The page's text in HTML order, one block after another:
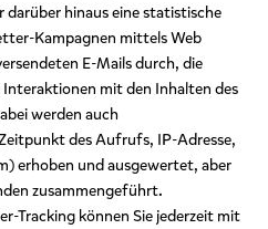
hinaus eine statistische
Kampagnen mittels Web
E-Mails durch, die
mit den Inhalten des
werden auch
des Aufrufs, IP-Adresse,
erhoben und ausgewertet, aber
zusammengeführt.
Tracking können Sie jederzeit mit